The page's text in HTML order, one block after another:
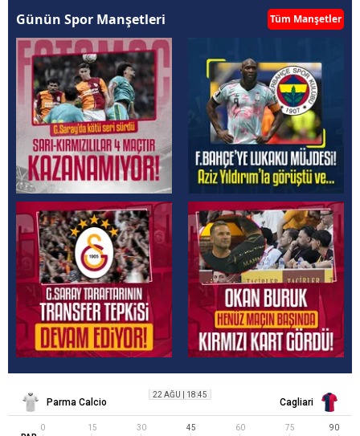
Günün Spor Manşetleri Tüm Manşetler
Parma Calcio
22 AĞU 18:45
Cagliari
0 15 30 45 60 75 90